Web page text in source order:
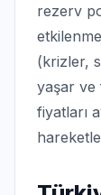
rezerv
(krizler,
yaşar ve
fiyatları